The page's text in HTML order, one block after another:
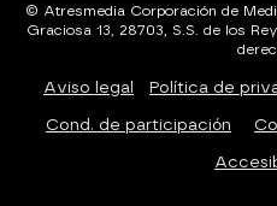
© Atresmedia Corporación de
Graciosa 13, 28703, S.S. de los
Aviso legal Política de
Cond. de participación